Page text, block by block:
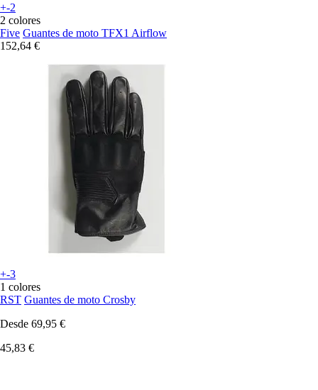
+-2
2 colores
Five Guantes de moto TFX1 Airflow
152,64 €
+-3
1 colores
RST Guantes de moto Crosby
Desde 69,95 €
45,83 €